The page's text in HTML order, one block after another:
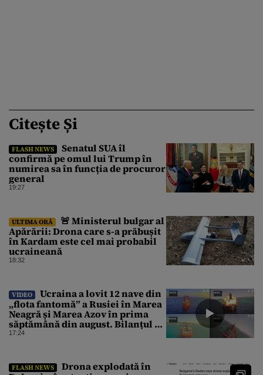
Citește Și
FLASH NEWS
Senatul SUA îl
confirmă pe omul lui Trump în
numirea sa în funcția de procuror
general
19:27
ULTIMA ORĂ
🚨 Ministerul bulgar al
Apărării: Drona care s-a prăbușit
în Kardam este cel mai probabil
ucraineană
18:32
VIDEO
Ucraina a lovit 12 nave din
„flota fantomă” a Rusiei în Marea
Neagră și Marea Azov în prima
săptămână din august. Bilanțul a
ajuns la 218
17:24
FLASH NEWS
Drona explodată în